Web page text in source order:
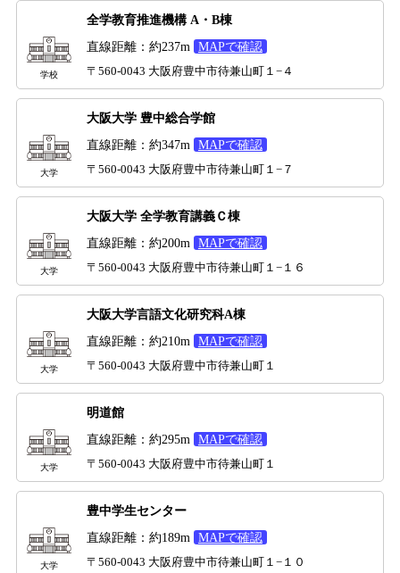
学校
全学教育推進機構 A・B棟
直線距離：約237m MAPで確認
〒560-0043 大阪府豊中市待兼山町１−４
大学
大阪大学 豊中総合学館
直線距離：約347m MAPで確認
〒560-0043 大阪府豊中市待兼山町１−７
大学
大阪大学 全学教育講義Ｃ棟
直線距離：約200m MAPで確認
〒560-0043 大阪府豊中市待兼山町１−１６
大学
大阪大学言語文化研究科A棟
直線距離：約210m MAPで確認
〒560-0043 大阪府豊中市待兼山町１
大学
明道館
直線距離：約295m MAPで確認
〒560-0043 大阪府豊中市待兼山町１
大学
豊中学生センター
直線距離：約189m MAPで確認
〒560-0043 大阪府豊中市待兼山町１−１０